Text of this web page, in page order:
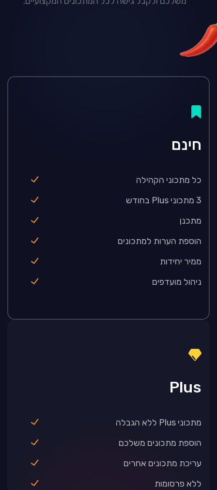
חינם
כל מתכוני הקהילה
3 מתכוני Plus בחודש
מתכנן
הוספת הערות למתכונים
ממיר יחידות
ניהול מועדפים
Plus
מתכוני Plus ללא הגבלה
הוספת מתכונים משלכם
עריכת מתכונים אחרים
ללא פרסומות